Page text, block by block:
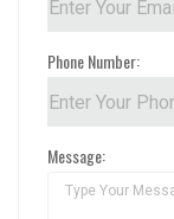
Phone Number:
Message: